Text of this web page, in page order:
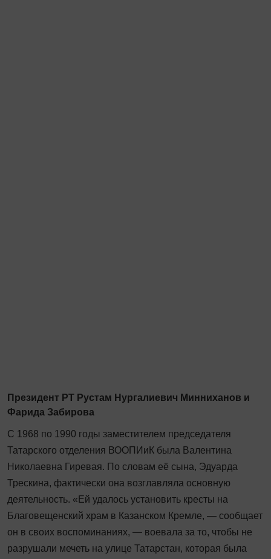
Президент РТ Рустам Нургалиевич Минниханов и
Фарида Забирова
С 1968 по 1990 годы заместителем председателя
Татарского отделения ВООПИиК была Валентина
Николаевна Гиревая. По словам её сына, Эдуарда
Трескина, фактически она возглавляла основную
деятельность. «Ей удалось установить кресты на
Благовещенский храм в Казанском Кремле, — сообщает
он в своих воспоминаниях, — воевала за то, чтобы не
разрушали мечеть на улице Татарстан, которая была